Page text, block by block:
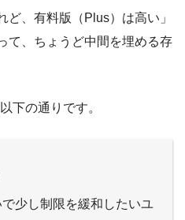
ど、有料版（Plus）は高い」
て、ちょうど中間を埋める存
下の通りです。
で少し制限を緩和したいユ